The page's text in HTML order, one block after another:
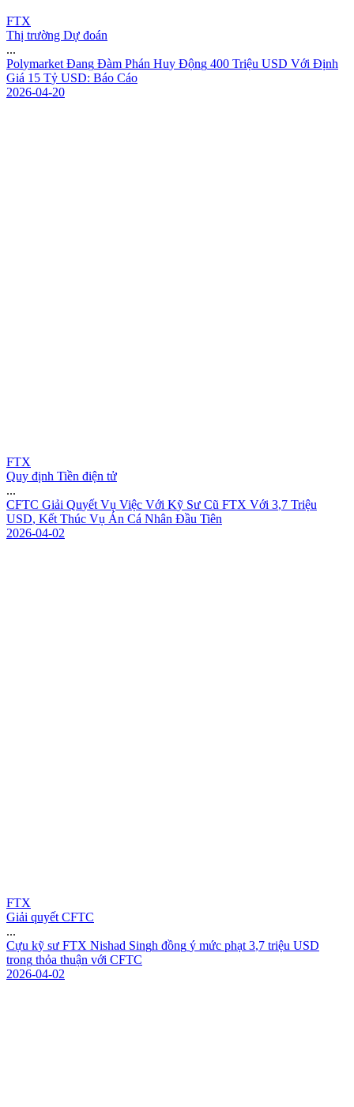
FTX
Thị trường Dự đoán
...
Polymarket Đang Đàm Phán Huy Động 400 Triệu USD Với Định
Giá 1 5 Tỷ USD: Báo Cáo
2026-04-20
FTX
Quy định Tiền điện tử
...
CFTC Giải Quyết Vụ Việc Với Kỹ Sư Cũ FTX Với 3,7 Triệu
USD, Kết Thúc Vụ Án Cá Nhân Đầu Tiên
2026-04-02
FTX
Giải quyết CFTC
...
Cựu kỹ sư FTX Nishad Singh đồng ý mức phạt 3,7 triệu USD
trong thỏa thuận với CFTC
2026-04-02